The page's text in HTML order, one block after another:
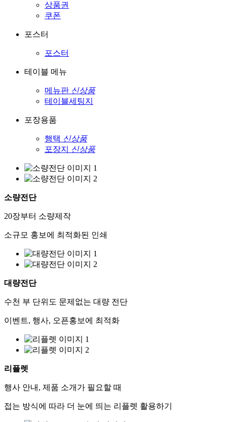
상품권
쿠폰
포스터
포스터
테이블 메뉴
메뉴판 신상품
테이블세팅지
포장용품
행택 신상품
포장지
신상품
소량전단
20장부터 소량제작
소규모 홍보에 최적화된 인쇄
대량전단
수천 부 단위도 문제없는 대량 전단
이벤트, 행사, 오픈홍보에 최적화
리플렛
행사 안내, 제품 소개가 필요할 때
접는 방식에 따라 더 눈에 띄는 리플렛 활용하기